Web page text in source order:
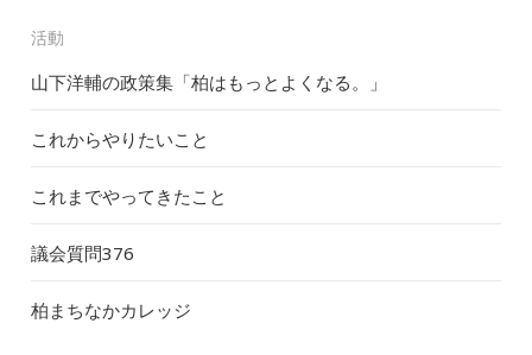
活動
山下洋輔の政策集「柏はもっとよくなる。」
これからやりたいこと
これまでやってきたこと
議会質問376
柏まちなかカレッジ